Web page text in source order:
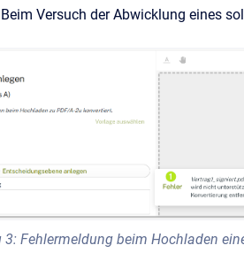
Versuch der Abwicklung eines
Fehlermeldung beim Hochladen